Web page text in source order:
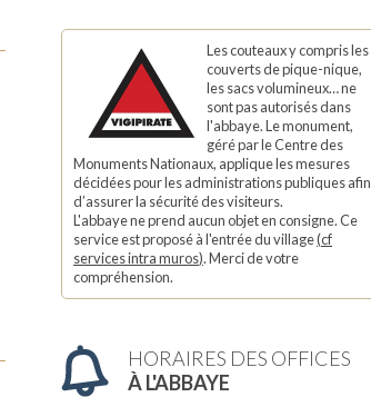
Les couteaux y compris les
couverts de pique-nique,
les sacs volumineux… ne
sont pas autorisés dans
l'abbaye. Le monument,
géré par le Centre des
Monuments Nationaux, applique les mesures
décidées pour les administrations publiques afin
d’assurer la sécurité des visiteurs.
L'abbaye ne prend aucun objet en consigne. Ce
service est proposé à l'entrée du village(cf
services intra muros). Merci de votre
compréhension.
HORAIRES DES OFFICES
À L'ABBAYE